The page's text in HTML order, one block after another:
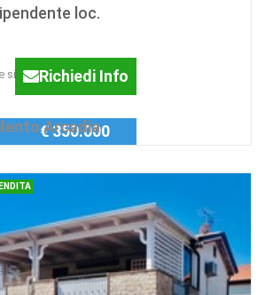
loc.
situata a contrada
Richiedi Info
Arcadia
€ 350.000